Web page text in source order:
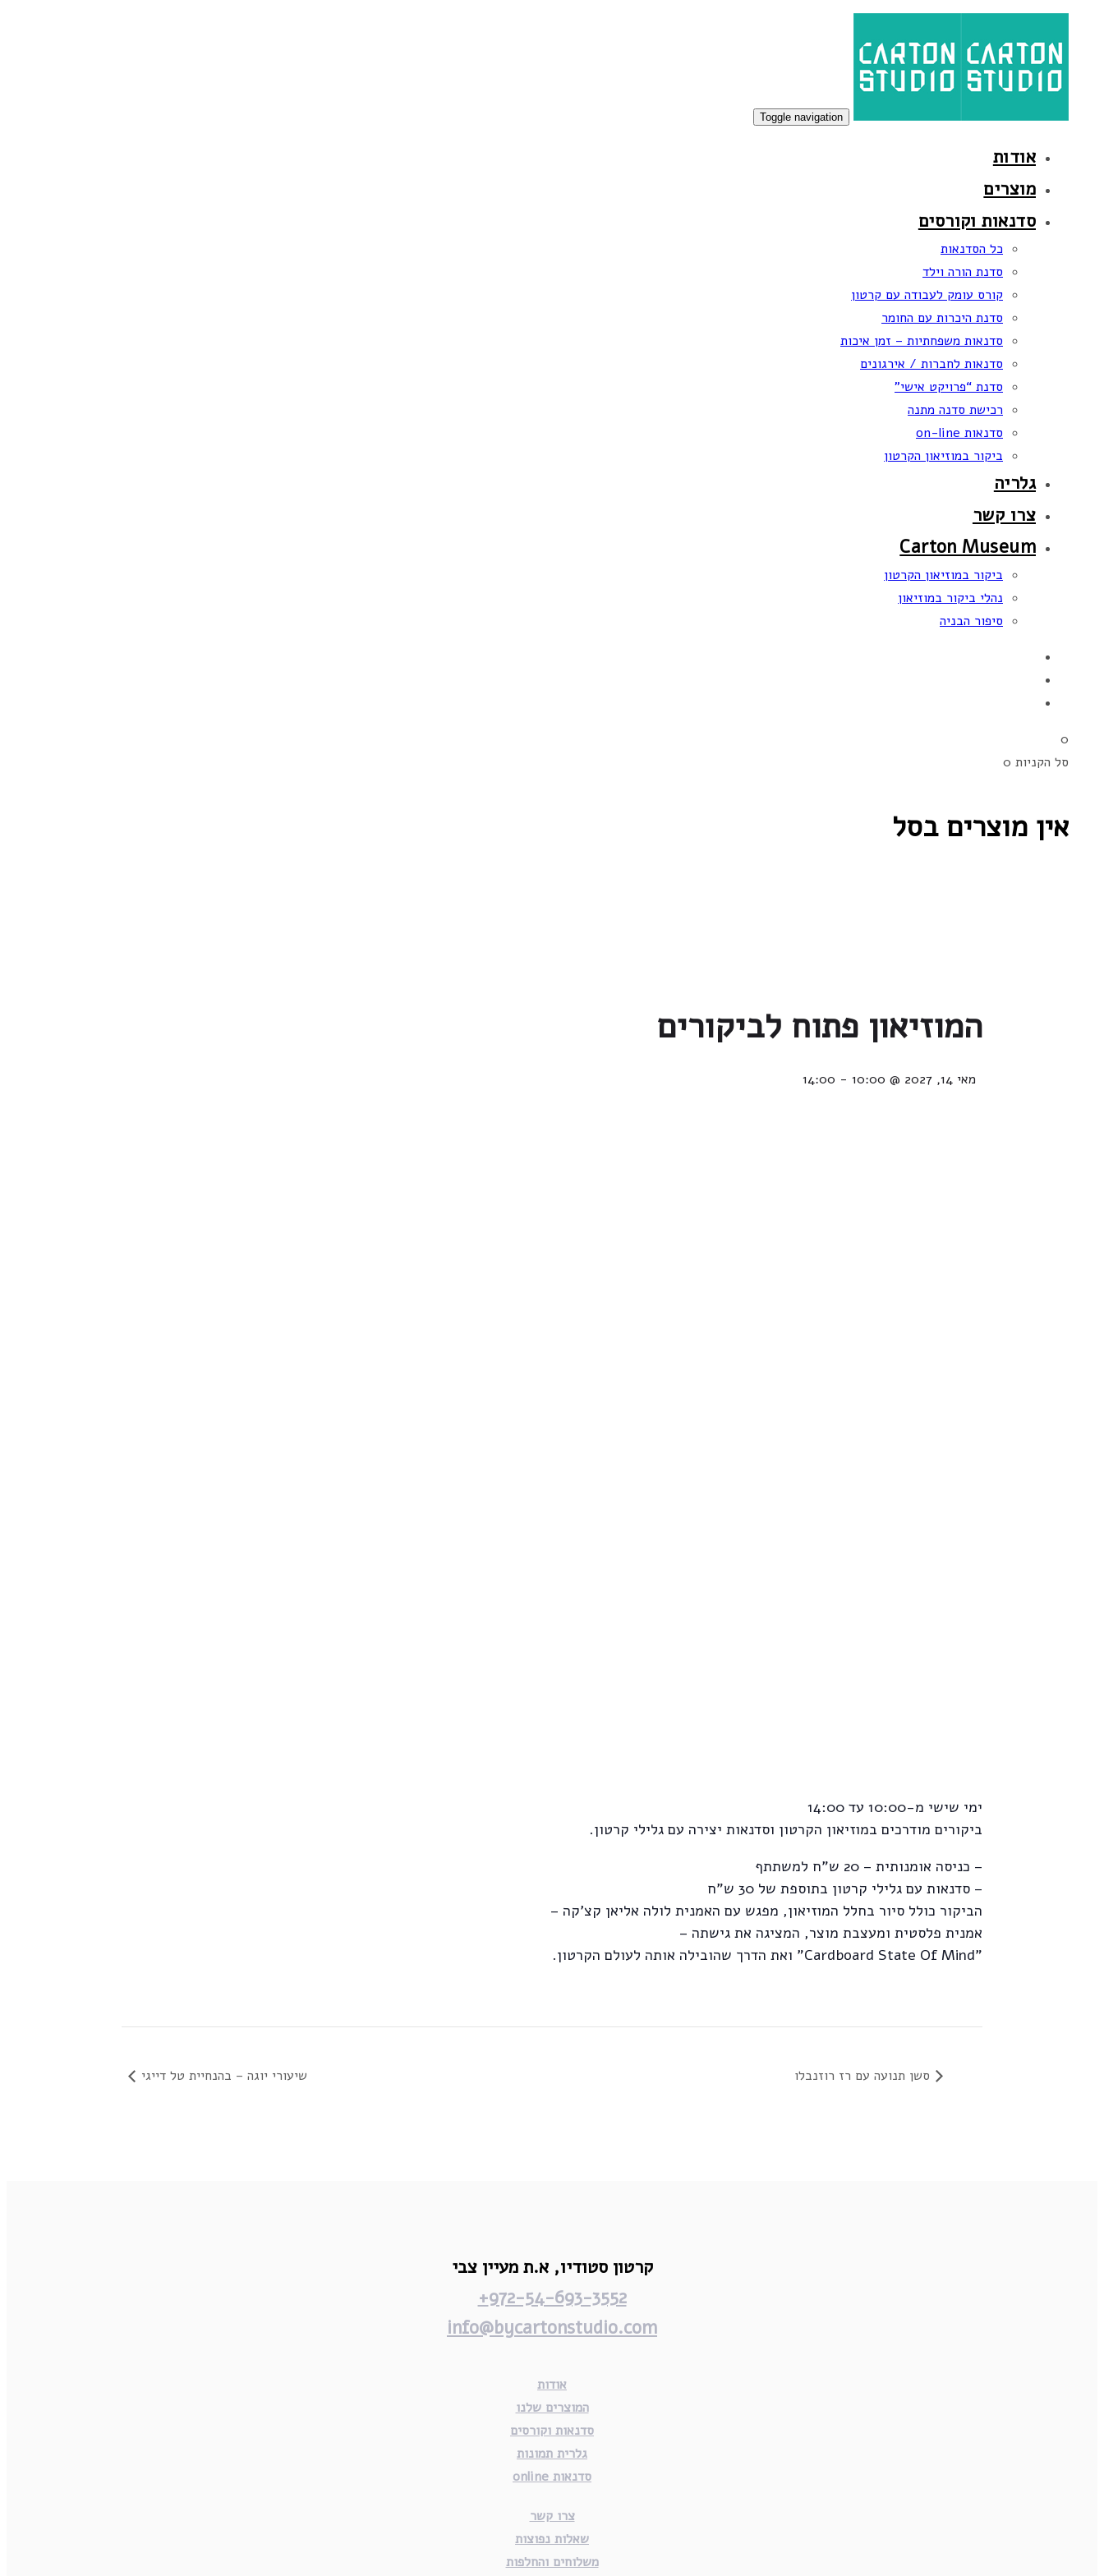
primary
navigation
Toggle navigation
אודות
מוצרים
סדנאות וקורסים
כל הסדנאות
סדנת הורה וילד
קורס עומק לעבודה עם קרטון
סדנת היכרות עם החומר
סדנאות משפחתיות – זמן איכות
סדנאות לחברות / אירגונים
סדנת “פרויקט אישי”
רכישת סדנה מתנה
סדנאות on-line
ביקור במוזיאון הקרטון
גלריה
צרו קשר
Carton Museum
ביקור במוזיאון הקרטון
נהלי ביקור במוזיאון
סיפור הבניה
0
סל הקניות 0
אין מוצרים בסל
המוזיאון פתוח לביקורים
מאי 14, 2027 @ 10:00 -
14:00
ימי שישי מ-10:00 עד 14:00
ביקורים מודרכים במוזיאון הקרטון וסדנאות יצירה עם גלילי קרטון.
– כניסה אומנותית – 20 ש"ח למשתתף
– סדנאות עם גלילי קרטון בתוספת של 30 ש"ח
הביקור כולל סיור בחלל המוזיאון, מפגש עם האמנית לולה אליאן קצ'קה –
אמנית פלסטית ומעצבת מוצר, המציגה את גישתה –
"Cardboard State Of Mind" ואת הדרך שהובילה אותה לעולם הקרטון.
סשן תנועה עם רז רוזנבלו שיעורי יוגה – בהנחיית טל דייגי
קרטון סטודיו,א.ת מעיין צבי
972-54-693-3552+
info@bycartonstudio.com
אודות
המוצרים שלנו
סדנאות וקורסים
גלרית תמונות
סדנאות online
צרו קשר
שאלות נפוצות
משלוחים והחלפות